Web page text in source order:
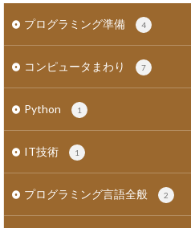
プログラミング準備 4
コンピュータまわり 7
Python 1
IT技術 1
プログラミング言語全般 2